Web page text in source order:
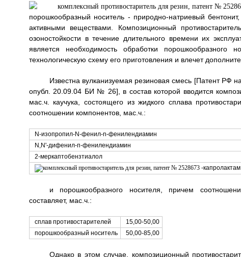
порошкообразный носитель - природно-натриевый
активными веществами. Композиционный
озоностойкости в течение длительного времени их
является необходимость обработки порошкообразного
технологическую схему его приготовления и влечет
Известна вулканизуемая резиновая смесь [Патент
опубл. 20.09.04 БИ № 26], в состав которой вводится
мас.ч. каучука, состоящего из жидкого сплава
соотношении компонентов, мас.ч.:
N-изопропил-N-фенил-n-фенилендиамин
N,N'-дифенил-п-фенилендиамин
2-меркаптобензтиалол
-капролактам
и порошкообразного носителя, причем
составляет, мас.ч.:
сплав противостарителей
15,00-50,00
порошкообразный носитель
50,00-85,00
Однако в этом случае, композиционный